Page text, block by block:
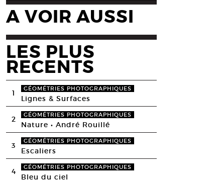
A VOIR AUSSI
LES PLUS
RECENTS
1 GÉOMÉTRIES PHOTOGRAPHIQUES
Lignes & Surfaces
2 GÉOMÉTRIES PHOTOGRAPHIQUES
Nature • André Rouillé
3 GÉOMÉTRIES PHOTOGRAPHIQUES
Escaliers
4 GÉOMÉTRIES PHOTOGRAPHIQUES
Bleu du ciel